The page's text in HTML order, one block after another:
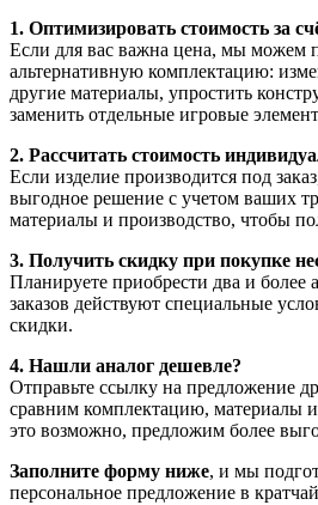
1. Оптимизировать стоимость за
Если для вас важна цена, мы можем
альтернативную комплектацию:
другие материалы, упростить
заменить отдельные игровые
2. Рассчитать стоимость
Если изделие производится под
выгодное решение с учетом ваших
материалы и производство, чтобы
3. Получить скидку при покупке
Планируете приобрести два и более
заказов действуют специальные
скидки.
4. Нашли аналог дешевле?
Отправьте ссылку на предложение
сравним комплектацию, материалы
это возможно, предложим более
Заполните форму ниже, и мы
персональное предложение в